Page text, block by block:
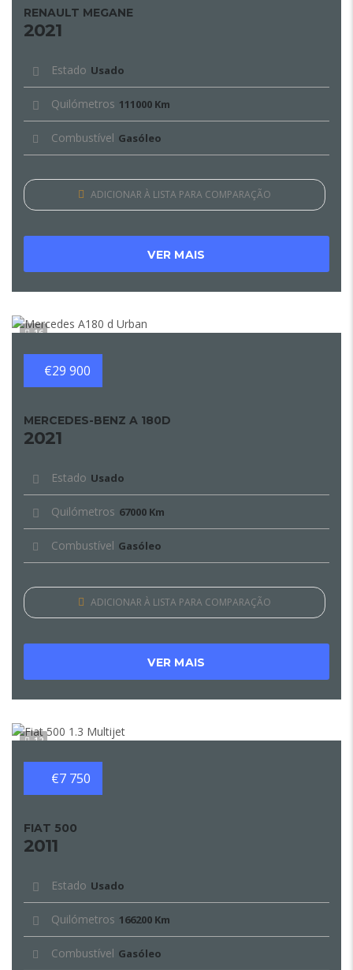
RENAULT MEGANE
2021
Estado Usado
Quilómetros 111000 Km
Combustível Gasóleo
ADICIONAR À LISTA PARA COMPARAÇÃO
VER MAIS
16
€29 900
MERCEDES-BENZ A 180D
2021
Estado Usado
Quilómetros 67000 Km
Combustível Gasóleo
ADICIONAR À LISTA PARA COMPARAÇÃO
VER MAIS
12
€7 750
FIAT 500
2011
Estado Usado
Quilómetros 166200 Km
Combustível Gasóleo